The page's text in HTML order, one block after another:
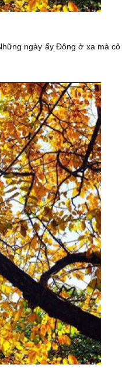
ngày ấy Đông ở xa mà cô